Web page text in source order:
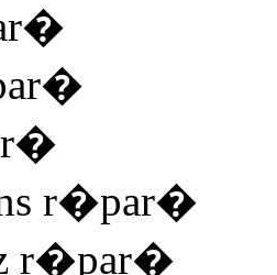
�
�
�
r�par�
r�par�